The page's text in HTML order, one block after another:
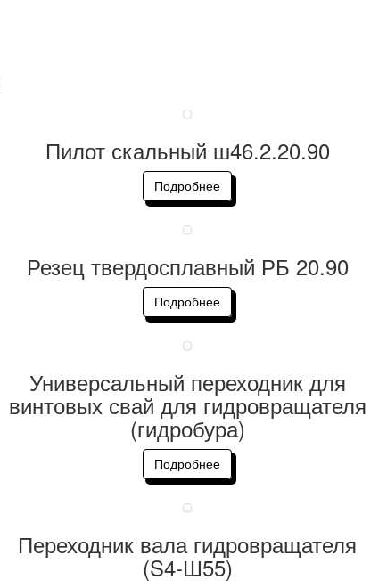
Пилот скальный ш46.2.20.90
Подробнее
Резец твердосплавный РБ 20.90
Подробнее
Универсальный переходник для
винтовых свай для гидровращателя
(гидробура)
Подробнее
Переходник вала гидровращателя
(S4-Ш55)